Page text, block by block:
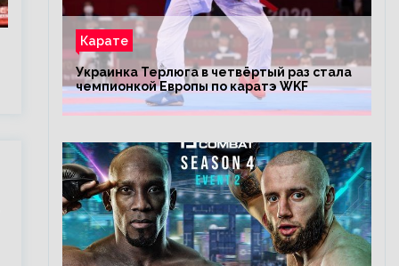
Карате
Украинка Терлюга в четвёртый раз стала
чемпионкой Европы по каратэ WKF